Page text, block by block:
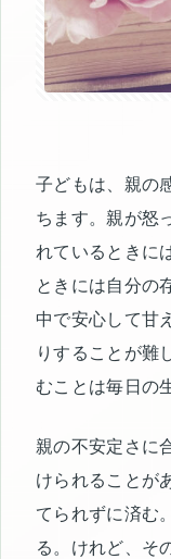
子どもは、親の
ちます。親が怒
れているときに
ときには自分の
中で安心して甘
りすることが難
むことは毎日の
親の不安定さに
けられることが
てられずに済む
る。けれど、そ